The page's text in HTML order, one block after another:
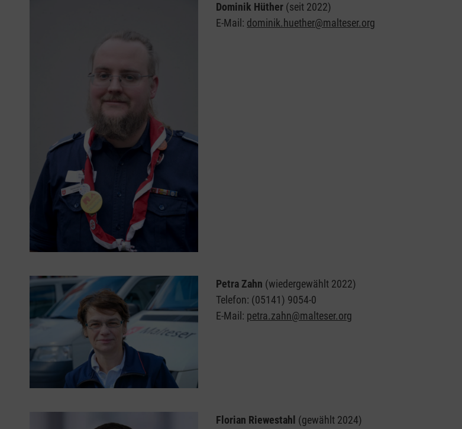
Dominik Hüther (seit 2022)
E-Mail: dominik.huether@malteser.org
Petra Zahn (wiedergewählt 2022)
Telefon: (05141) 9054-0
E-Mail: petra.zahn@malteser.org
Florian Riewestahl (gewählt 2024)